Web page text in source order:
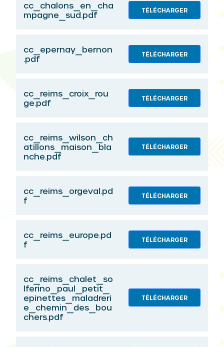
cc_chalons_en_cha
mpagne_sud.pdf
TÉLÉCHARGER
cc_epernay_bernon
.pdf
TÉLÉCHARGER
cc_reims_croix_rou
ge.pdf
TÉLÉCHARGER
cc_reims_wilson_ch
atillons_maison_bla
nche.pdf
TÉLÉCHARGER
cc_reims_orgeval.pd
f
TÉLÉCHARGER
cc_reims_europe.pd
f
TÉLÉCHARGER
cc_reims_chalet_so
lferino_paul_petit_
epinettes_maladreri
e_chemin_des_bou
chers.pdf
TÉLÉCHARGER